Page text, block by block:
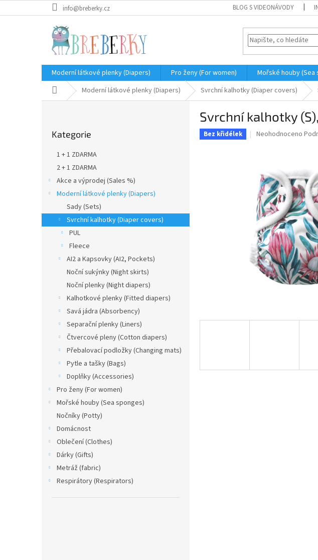
na
info@breberky.cz BLOG S VIDEONÁVODY
Moderní látkové plenky (Diapers) Pro ženy (For women) Mořské houby (Sea
Domů Moderní látkové plenky (Diapers) Svrchní kalhotky (Diaper covers)
a
n
kategorie
Kategorie
1 + 1 ZDARMA
2 + 1 ZDARMA
Akce a výprodej (Sales %)
Moderní látkové plenky (Diapers)
Sady (Sets)
Svrchní kalhotky (Diaper covers)
PUL
Fleece
AI2 a Kapsovky (AI2, Pockets)
Noční sukýnky (Night skirts)
Noční plenky (Night diapers)
Kalhotkové plenky (Fitted diapers)
Savá jádra (Absorbency)
Separační plenky (Liners)
Čtvercové pleny (Cotton diapers)
Přebalovací podložky (Changing mats)
Pytle a tašky (Bags)
Doplňky (Accessories)
Pro ženy (For women)
Mořské houby (Sea sponges)
Nočníky (Potty)
Domácnost
Oblečení (Clothes)
Dárky (Gifts)
Metráž (fabric)
Respirátory (Respirators)
Svrchní kalhotky
Bez křidélek
Průměrné
5
hvězdiček.
Neohodnoceno